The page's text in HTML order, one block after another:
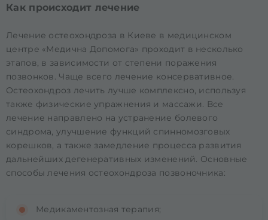
Как происходит лечение
Лечение остеохондроза в Киеве в медицинском
центре «Медична Допомога» проходит в несколько
этапов, в зависимости от степени поражения
позвонков. Чаще всего лечение консервативное.
Остеохондроз лечить лучше комплексно, используя
также физические упражнения и массажи. Все
лечение направлено на устранение болевого
синдрома, улучшение функций спинномозговых
корешков, а также замедление процесса развития
дальнейших дегенеративных изменений. Основные
способы лечения остеохондроза позвоночника:
Медикаментозная терапия;